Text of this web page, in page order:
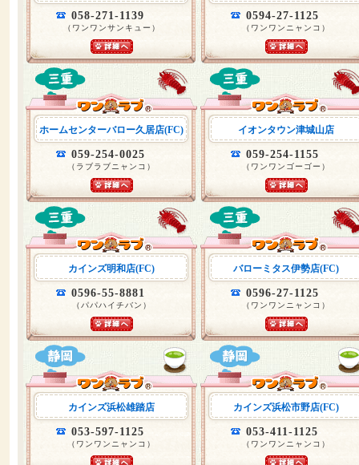
058-271-1139
（ワンワンサンキュー）
0594-27-1125
（ワンワンニャンコ）
ホームセンターバロー久居店(FC)
059-254-0025
（ラブラブニャンコ）
イオンタウン津城山店
059-254-1155
（ワンワンゴーゴー）
カインズ明和店(FC)
0596-55-8881
（パパハイチバン）
バローミタス伊勢店(FC)
0596-27-1125
（ワンワンニャンコ）
カインズ浜松雄踏店
053-597-1125
（ワンワンニャンコ）
カインズ浜松市野店(FC)
053-411-1125
（ワンワンニャンコ）